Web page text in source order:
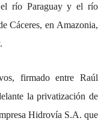
el río Paraguay y el río
Cáceres, en Amazonia,
firmado entre Raúl
la privatización de
Hidrovía S.A. que